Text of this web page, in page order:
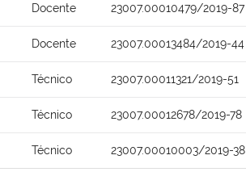
Docente 23007.00010479/2019-87
Docente 23007.00013484/2019-44
Técnico 23007.00011321/2019-51
Técnico 23007.00012678/2019-78
Técnico 23007.00010003/2019-38